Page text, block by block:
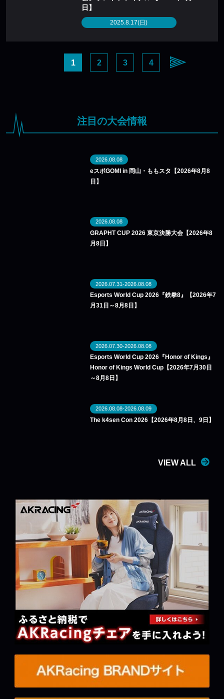
日】
2025.8.17(日)
1 2 3 4
注目の大会情報
2026.08.08
eスポGOMI in 岡山・ももスタ【2026年8月8
日】
2026.08.08
GRAPHT CUP 2026 東京決勝大会【2026年8
月8日】
2026.07.31-2026.08.08
Esports World Cup 2026『鉄拳8』【2026年7
月31日～8月8日】
2026.07.30-2026.08.08
Esports World Cup 2026『Honor of Kings』
Honor of Kings World Cup【2026年7月30日
～8月8日】
2026.08.08-2026.08.09
The k4sen Con 2026【2026年8月8日、9日】
VIEW ALL